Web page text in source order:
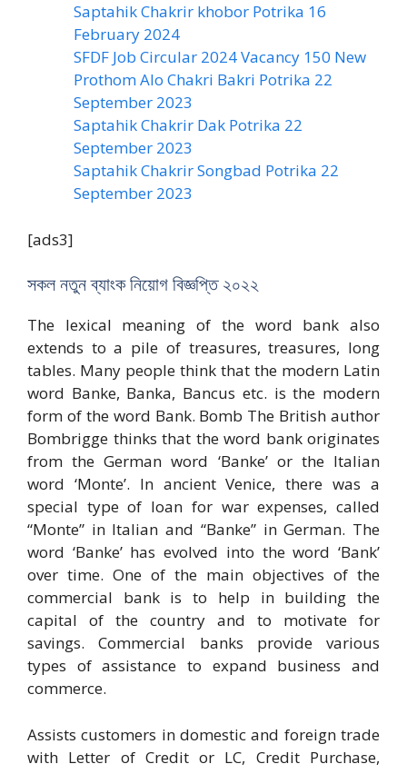
Saptahik Chakrir khobor Potrika 16
February 2024
SFDF Job Circular 2024 Vacancy 150 New
Prothom Alo Chakri Bakri Potrika 22
September 2023
Saptahik Chakrir Dak Potrika 22
‍September 2023
Saptahik Chakrir Songbad Potrika 22
September 2023
[ads3]
সকল নতুন ব্যাংক নিয়োগ বিজ্ঞপ্তি ২০২২
The lexical meaning of the word bank also
extends to a pile of treasures, treasures, long
tables. Many people think that the modern Latin
word Banke, Banka, Bancus etc. is the modern
form of the word Bank. Bomb The British author
Bombrigge thinks that the word bank originates
from the German word ‘Banke’ or the Italian
word ‘Monte’. In ancient Venice, there was a
special type of loan for war expenses, called
“Monte” in Italian and “Banke” in German. The
word ‘Banke’ has evolved into the word ‘Bank’
over time. One of the main objectives of the
commercial bank is to help in building the
capital of the country and to motivate for
savings. Commercial banks provide various
types of assistance to expand business and
commerce.
Assists customers in domestic and foreign trade
with Letter of Credit or LC, Credit Purchase,